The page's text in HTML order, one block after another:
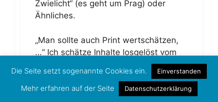
Zwielicht“ (es geht um Prag) oder
Ähnliches.
„Man sollte auch Print wertschätzen,
…“ Ich schätze Inhalte losgelöst vom
Medium. Ich finde den Artikel weder in
der Zeitung noch auf der Online-
Präsenz gut.
Die Seite setzt sogenannte Cookies ein. Einverstanden
Mehr erfahren auf der Seite Datenschutzerklärung